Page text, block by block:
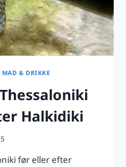
MAD & DRIKKE
Halkidiki
før eller efter